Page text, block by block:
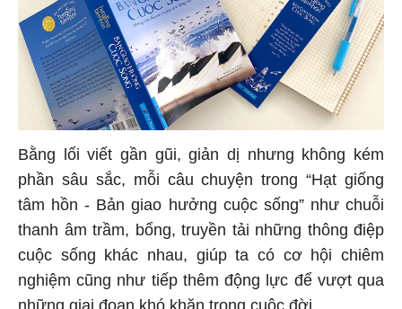
Bằng lối viết gần gũi, giản dị nhưng không kém
phần sâu sắc, mỗi câu chuyện trong “Hạt giống
tâm hồn - Bản giao hưởng cuộc sống” như chuỗi
thanh âm trầm, bổng, truyền tải những thông điệp
cuộc sống khác nhau, giúp ta có cơ hội chiêm
nghiệm cũng như tiếp thêm động lực để vượt qua
những giai đoạn khó khăn trong cuộc đời.